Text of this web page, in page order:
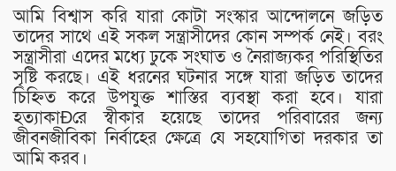
আমি বিশ্বাস করি যারা কোটা সংস্কার আন্দোলনে জড়িত
তাদের সাথে এই সকল সন্ত্রাসীদের কোন সম্পর্ক নেই। বরং
সন্ত্রাসীরা এদের মধ্যে ঢুকে সংঘাত ও নৈরাজ্যকর পরিস্থিতির
সৃষ্টি করছে। এই ধরনের ঘটনার সঙ্গে যারা জড়িত তাদের
চিহ্নিত করে উপযুক্ত শাস্তির ব্যবস্থা করা হবে। যারা
হত্যাকাÐের স্বীকার হয়েছে তাদের পরিবারের জন্য
জীবনজীবিকা নির্বাহের ক্ষেত্রে যে সহযোগিতা দরকার তা
আমি করব।